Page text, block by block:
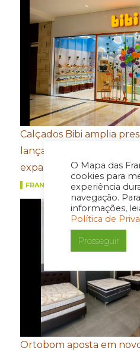
O Mapa das
cookies para
experiência
navegação.
informações,
Política de
Prosseguir
Calçados Bibi amplia
lança e-commerce em
expansão na América
FRANQUIAS
Ortobom aposta em